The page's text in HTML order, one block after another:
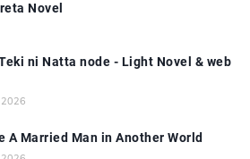
Novel
ni Natta node - Light Novel & web
2026
A Married Man in Another World